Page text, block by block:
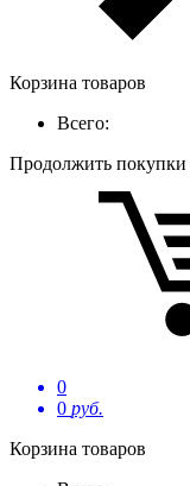
Корзина товаров
Всего:
Продолжить покупки
0
0 руб.
Корзина товаров